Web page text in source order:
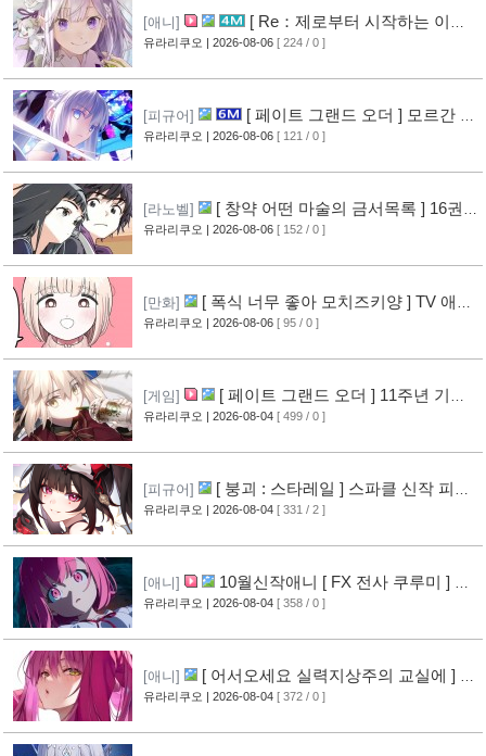
[애니]
[ Re：제로부터 시작하는 이세
계 생활 ] 4기 탈환편 PV 영상 공개
유라리쿠오 | 2026-08-06 [ 224 / 0 ]
[피규어]
[ 페이트 그랜드 오더 ] 모르간 르
페이 신작 피규어 공개
[1]
유라리쿠오 | 2026-08-06 [ 121 / 0 ]
[라노벨]
[ 창약 어떤 마술의 금서목록 ] 16권
표지 공개
[2]
유라리쿠오 | 2026-08-06 [ 152 / 0 ]
[만화]
[ 폭식 너무 좋아 모치즈키양 ] TV 애니
메이션화 결정 [2]
유라리쿠오 | 2026-08-06 [ 95 / 0 ]
[게임]
[ 페이트 그랜드 오더 ] 11주년 기념
영상 공개
[7]
유라리쿠오 | 2026-08-04 [ 499 / 0 ]
[피규어]
[ 붕괴 : 스타레일 ] 스파클 신작 피규
어 공개
[4]
유라리쿠오 | 2026-08-04 [ 331 / 2 ]
[애니]
10월신작애니 [ FX 전사 쿠루미 ] PV
영상 공개
[5]
유라리쿠오 | 2026-08-04 [ 358 / 0 ]
[애니]
[ 어서오세요 실력지상주의 교실에 ] 블
루레이 VOL.2 표지 공개 [6]
유라리쿠오 | 2026-08-04 [ 372 / 0 ]